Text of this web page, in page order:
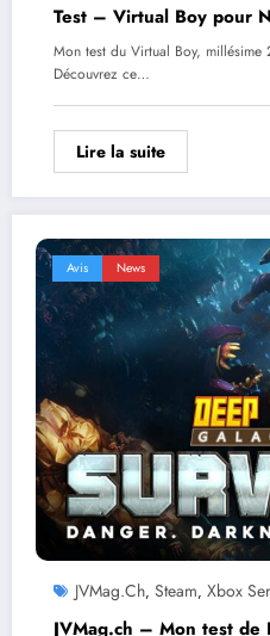
Test – Virtual Boy pour
Mon test du Virtual Boy,
Découvrez ce…
Lire la suite
Avis News
JVMag.ch, Steam, Xbox
JVMag.ch – Mon test de